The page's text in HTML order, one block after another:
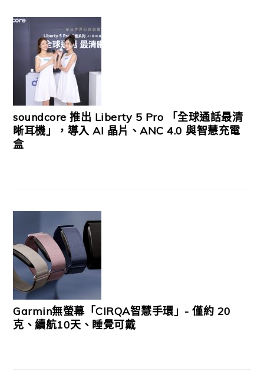
soundcore 推出 Liberty 5 Pro 「全球通話最清
晰耳機」，導入 AI 晶片、ANC 4.0 與智慧充電
盒
Garmin無螢幕「CIRQA智慧手環」- 僅約 20
克、續航10天、睡覺可戴